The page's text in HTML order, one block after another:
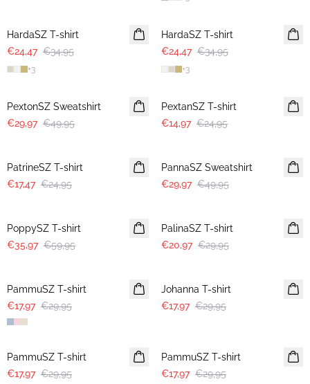
HardaSZ T-shirt
€24,47 €34,95
+3
HardaSZ T-shirt
€24,47 €34,95
+3
PextonSZ Sweatshirt
€29,97 €49,95
PextanSZ T-shirt
€14,97 €24,95
PatrineSZ T-shirt
€17,47 €24,95
PannaSZ Sweatshirt
€29,97 €49,95
PoppySZ T-shirt
€35,97 €59,95
PalinaSZ T-shirt
€20,97 €29,95
PammuSZ T-shirt
€17,97 €29,95
Johanna T-shirt
€17,97 €29,95
-40%
PammuSZ T-shirt
€17,97 €29,95
PammuSZ T-shirt
€17,97 €29,95